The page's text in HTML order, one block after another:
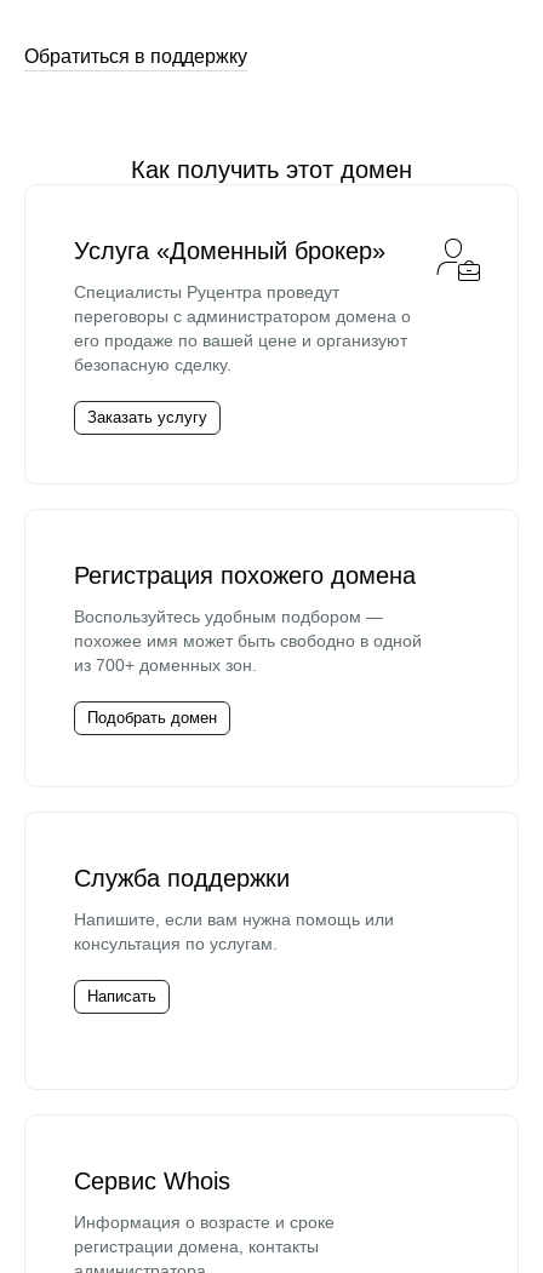
Обратиться в поддержку
Как получить этот домен
Услуга «Доменный брокер»
Специалисты Руцентра проведут
переговоры с администратором домена о
его продаже по вашей цене и организуют
безопасную сделку.
Заказать услугу
Регистрация похожего домена
Воспользуйтесь удобным подбором —
похожее имя может быть свободно в одной
из 700+ доменных зон.
Подобрать домен
Служба поддержки
Напишите, если вам нужна помощь или
консультация по услугам.
Написать
Сервис Whois
Информация о возрасте и сроке
регистрации домена, контакты